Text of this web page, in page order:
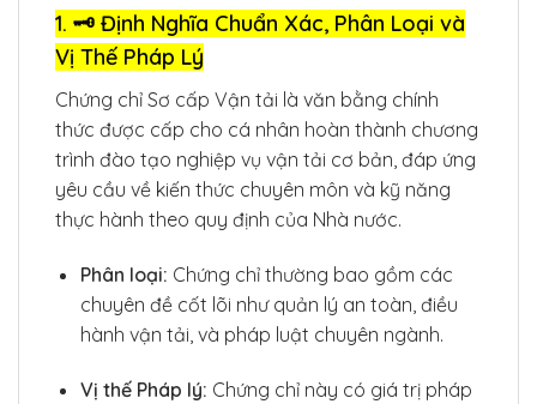
1. 🗝️ Định Nghĩa Chuẩn Xác, Phân Loại và
Vị Thế Pháp Lý
Chứng chỉ Sơ cấp Vận tải là văn bằng chính
thức được cấp cho cá nhân hoàn thành chương
trình đào tạo nghiệp vụ vận tải cơ bản, đáp ứng
yêu cầu về kiến thức chuyên môn và kỹ năng
thực hành theo quy định của Nhà nước.
Phân loại: Chứng chỉ thường bao gồm các
chuyên đề cốt lõi như quản lý an toàn, điều
hành vận tải, và pháp luật chuyên ngành.
Vị thế Pháp lý: Chứng chỉ này có giá trị pháp